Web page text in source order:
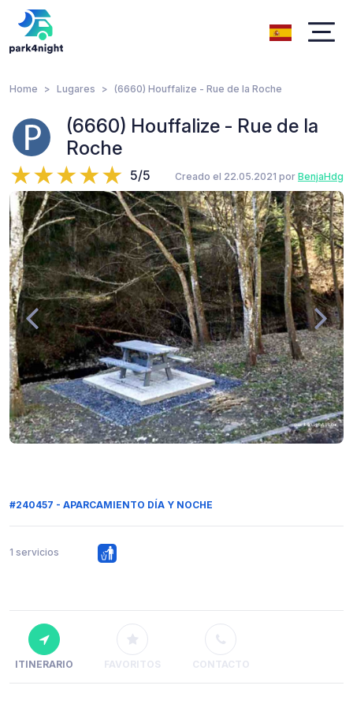
Home Lugares (6660) Houffalize - Rue de la Roche
(6660) Houffalize - Rue de la
Roche
5/5 Creado el 22.05.2021 por BenjaHdg
#240457 - APARCAMIENTO DÍA Y NOCHE
1 servicios
ITINERARIO FAVORITOS CONTACTO